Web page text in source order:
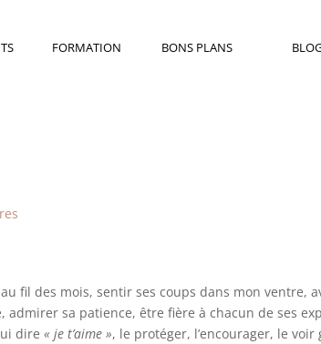
FORMATION BONS PLANS
fil des mois, sentir ses coups dans mon
sa patience, être fière à chacun de ses
dire« je t’aime », le protéger, l’encourager, le